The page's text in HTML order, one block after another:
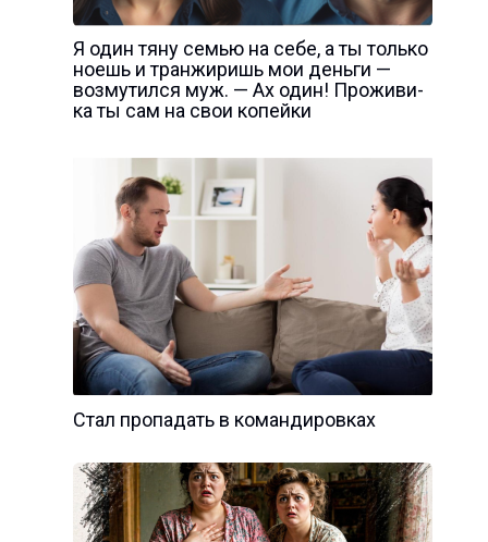
Я один тяну семью на себе, а ты только
ноешь и транжиришь мои деньги —
возмутился муж. — Ах один! Проживи-
ка ты сам на свои копейки
Стал пропадать в командировках